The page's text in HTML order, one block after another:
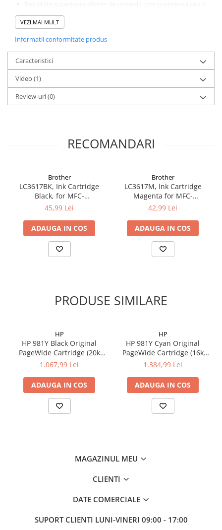
de imprimare
Cartușe vidate pentru a evita bule de aer sau scurgeri
*Capacitatea aproximativă este declarată în concordanță cu
ISO/IEC24711.
VEZI MAI MULT
Informatii conformitate produs
Caracteristici
Video (1)
Review-uri(0)
RECOMANDARI
Brother
LC3617BK, Ink Cartridge
Black, for MFC-
J2330DW/MFC-
pagini)
45,99 Lei
ADAUGA IN COS
Brother
LC3617M, Ink Cartridge
Magenta for MFC-
J2330DW/MFC-
pagini)
42,99 Lei
ADAUGA IN COS
PRODUSE SIMILARE
HP
HP 981Y Black Original
PageWide Cartridge (20k
pag)
1.067,99 Lei
ADAUGA IN COS
HP
HP 981Y Cyan Original
PageWide Cartridge (16k
pag)
1.384,99 Lei
ADAUGA IN COS
MAGAZINUL MEU
CLIENTI
DATE COMERCIALE
SUPORT CLIENTI LUNI-VINERI 09:00 - 17:00